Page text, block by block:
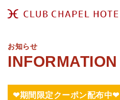
お知らせ
❤期間限定クーポン配布中❤